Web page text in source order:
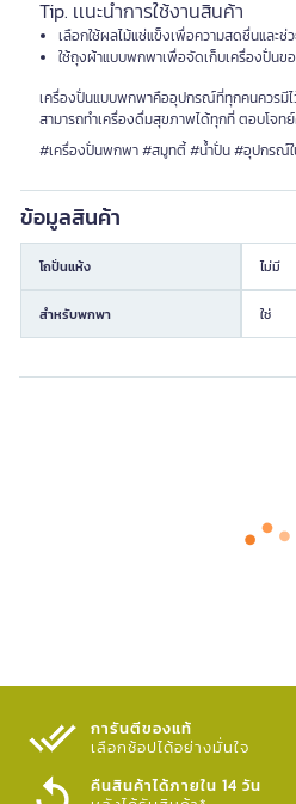
Tip. เเนะนำการใช้งานสินค้า
เลือกใช้ผลไม้แช่แข็งเพื่อความสดชื่นและ
ใช้ถุงผ้าแบบพกพาเพื่อจัดเก็บเครื่องปั่นข
เครื่องปั่นแบบพกพาคืออุปกรณ์ที่ทุกคนควรมีไ
สามารถทำเครื่องดื่มสุขภาพได้ทุกที่ ตอบโจท
#เครื่องปั่นพกพา #สมูทตี้ #น้ำปั่น #อุปกรณ์
ข้อมูลสินค้า
โถปั่นแห้ง ไม่มี
สำหรับพกพา ใช่
การันตีของแท้
เลือกช้อปได้อย่างมั่นใจ​
คืนสินค้าได้ภายใน 14 วัน